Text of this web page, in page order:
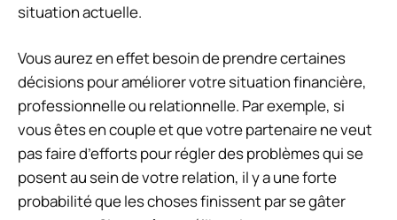
situation actuelle.
Vous aurez en effet besoin de prendre certaines
décisions pour améliorer votre situation financière,
professionnelle ou relationnelle. Par exemple, si
vous êtes en couple et que votre partenaire ne veut
pas faire d’efforts pour régler des problèmes qui se
posent au sein de votre relation, il y a une forte
probabilité que les choses finissent par se gâter